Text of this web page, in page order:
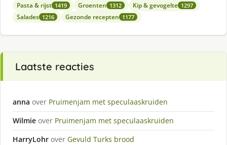
Pasta & rijst 1419 Groenten 1312 Kip & gevogelte 1297
Salades 1216 Gezonde recepten 1177
Laatste reacties
anna over Pruimenjam met speculaaskruiden
Wilmie over Pruimenjam met speculaaskruiden
HarryLohr over Gevuld Turks brood